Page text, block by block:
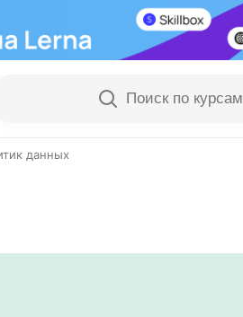
Поиск по курсам
данных